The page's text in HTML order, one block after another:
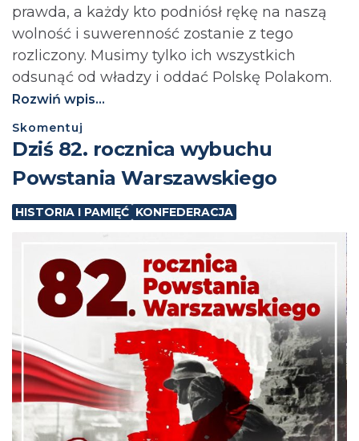
prawda, a każdy kto podniósł rękę na naszą
wolność i suwerenność zostanie z tego
rozliczony. Musimy tylko ich wszystkich
odsunąć od władzy i oddać Polskę Polakom.
Rozwiń wpis...
Skomentuj
Dziś 82. rocznica wybuchu
Powstania Warszawskiego
HISTORIA I PAMIĘĆ KONFEDERACJA